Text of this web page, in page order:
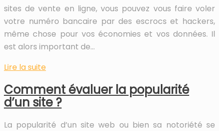
sites de vente en ligne, vous pouvez vous faire voler
votre numéro bancaire par des escrocs et hackers,
même chose pour vos économies et vos données. Il
est alors important de…
Lire la suite
Comment évaluer la popularité
d’un site ?
La popularité d’un site web ou bien sa notoriété se